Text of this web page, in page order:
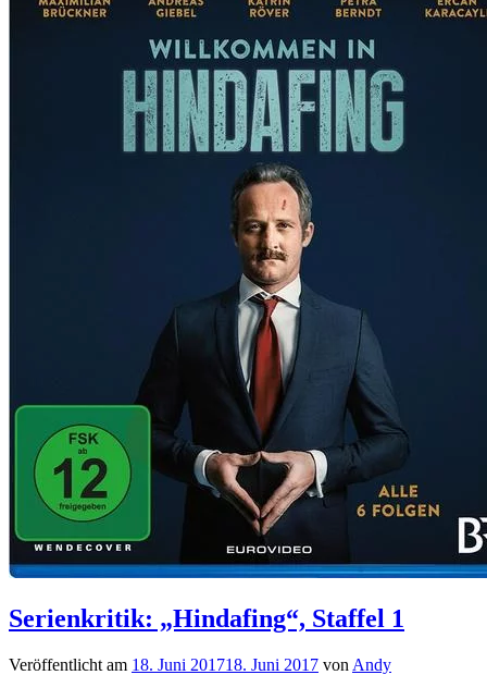
Serienkritik: „Hindafing“, Staffel 1
Veröffentlicht am 18. Juni 201718. Juni 2017 von Andy